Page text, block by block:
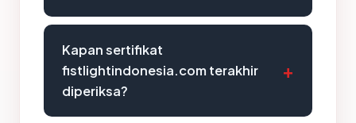
Kapan sertifikat
fistlightindonesia.com terakhir
diperiksa?